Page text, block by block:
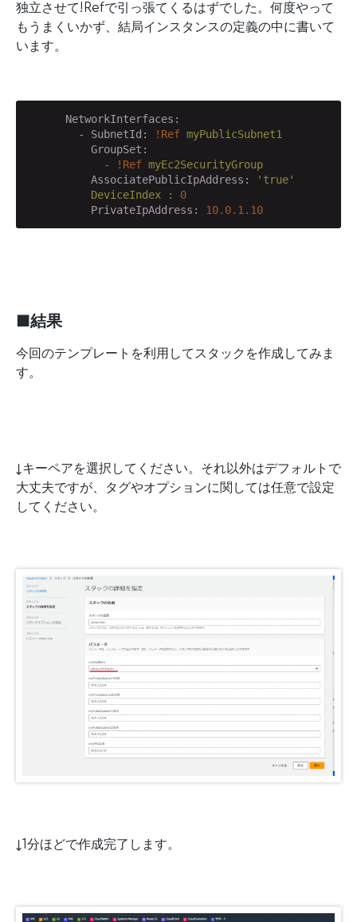
独立させて!Refで引っ張てくるはずでした。何度やって
もうまくいかず、結局インスタンスの定義の中に書いて
います。
      NetworkInterfaces:
        - SubnetId:
!Ref myPublicSubnet1
          GroupSet:
            -
!Ref myEc2SecurityGroup
          AssociatePublicIpAddress:
'true'
DeviceIndex
:
0
          PrivateIpAddress:
10.0.1 .10
■結果
今回のテンプレートを利用してスタックを作成してみま
す。
↓キーペアを選択してください。それ以外はデフォルトで
大丈夫ですが、タグやオプションに関しては任意で設定
してください。
↓1分ほどで作成完了します。